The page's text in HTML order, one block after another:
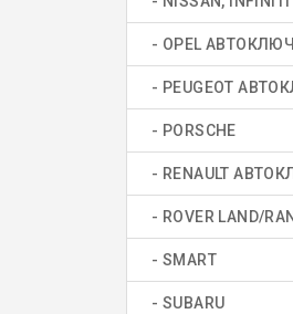
- OPEL
- PEUGEOT
- PORSCHE
- RENAULT
- ROVER LAND/
- SMART
- SUBARU